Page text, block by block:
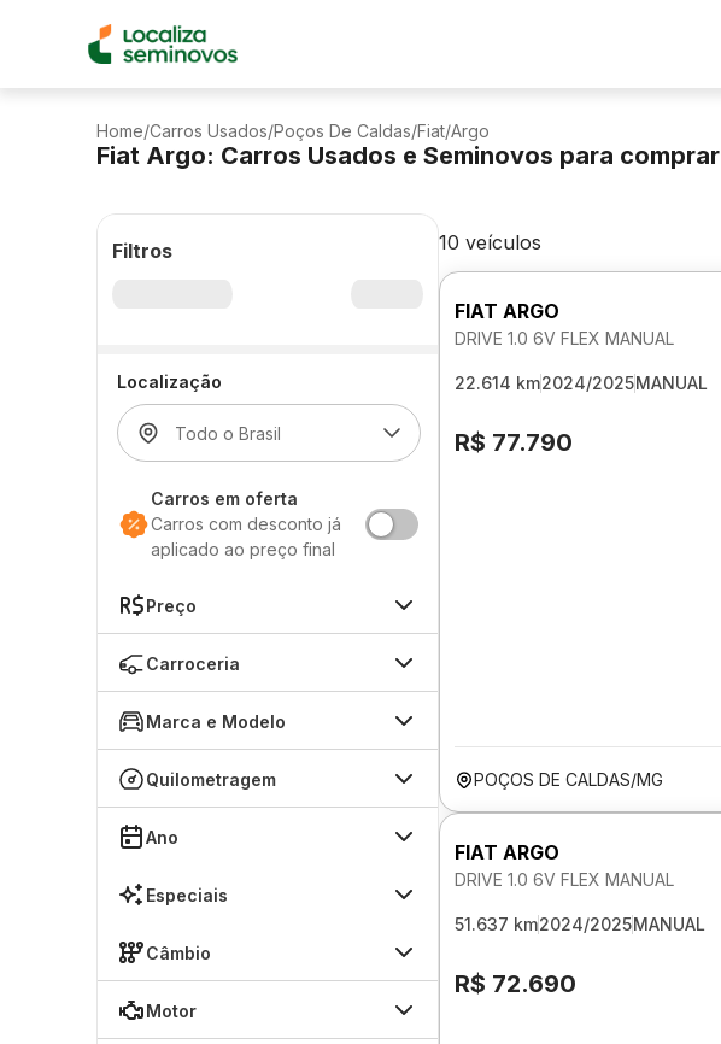
Home/Carros Usados/Poços De Caldas/Fiat/Argo
Fiat Argo: Carros Usados e Seminovos para comprar
Filtros
Localização
Carros em oferta
Carros com desconto já
aplicado ao preço final
Preço
Carroceria
Marca e Modelo
Quilometragem
Ano
Especiais
Câmbio
Motor
10 veículos
FIAT ARGO
DRIVE 1.0 6V FLEX MANUAL
22.614 km2024/2025MANUAL
R$ 77.790
POÇOS DE CALDAS/MG
FIAT ARGO
DRIVE 1.0 6V FLEX MANUAL
51.637 km2024/2025MANUAL
R$ 72.690